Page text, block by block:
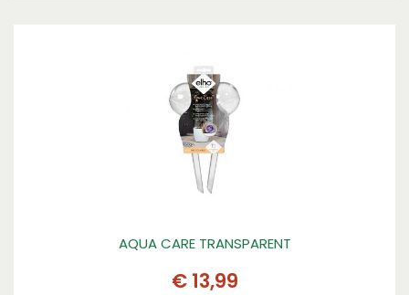
AQUA CARE TRANSPARENT
€ 13,99